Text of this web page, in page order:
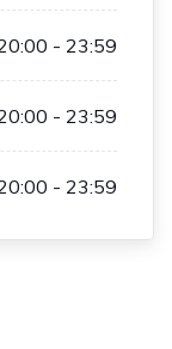
- 23:59
- 23:59
- 23:59